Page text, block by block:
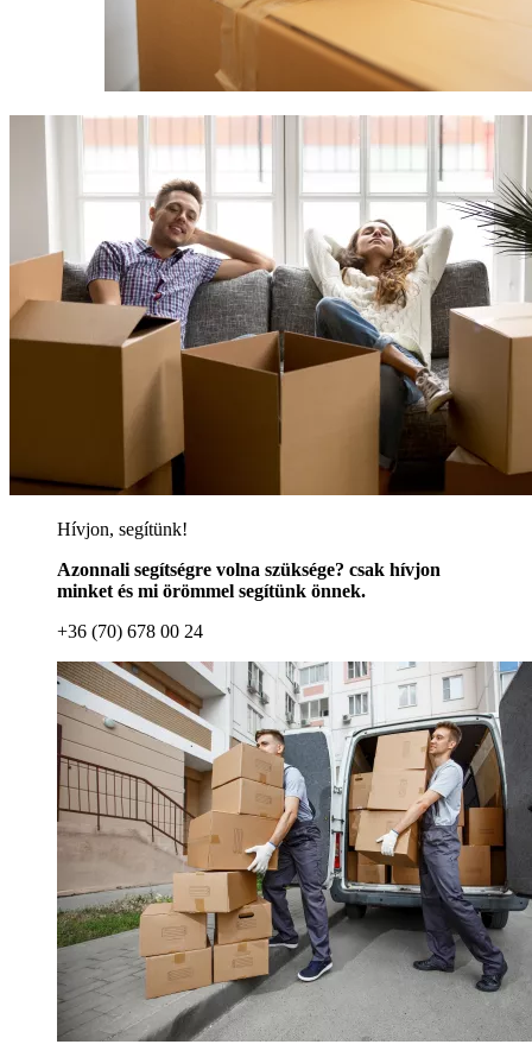
Hívjon, segítünk!
Azonnali segítségre volna szüksége? csak hívjon
minket és mi örömmel segítünk önnek.
+36 (70) 678 00 24